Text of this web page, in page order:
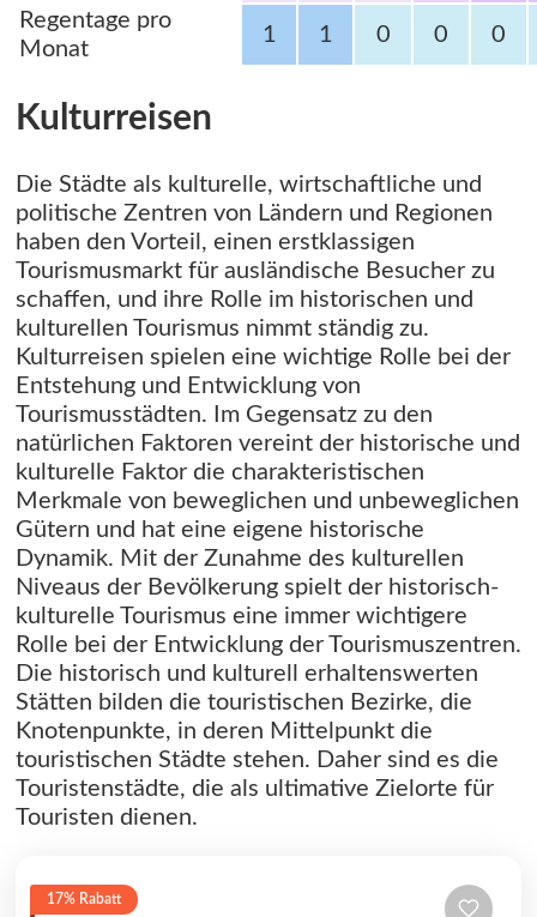
Regentage pro
Monat
1 1 0 0 0
Kulturreisen
Die Städte als kulturelle, wirtschaftliche und
politische Zentren von Ländern und Regionen
haben den Vorteil, einen erstklassigen
Tourismusmarkt für ausländische Besucher zu
schaffen, und ihre Rolle im historischen und
kulturellen Tourismus nimmt ständig zu.
Kulturreisen spielen eine wichtige Rolle bei der
Entstehung und Entwicklung von
Tourismusstädten. Im Gegensatz zu den
natürlichen Faktoren vereint der historische und
kulturelle Faktor die charakteristischen
Merkmale von beweglichen und unbeweglichen
Gütern und hat eine eigene historische
Dynamik. Mit der Zunahme des kulturellen
Niveaus der Bevölkerung spielt der historisch-
kulturelle Tourismus eine immer wichtigere
Rolle bei der Entwicklung der Tourismuszentren.
Die historisch und kulturell erhaltenswerten
Stätten bilden die touristischen Bezirke, die
Knotenpunkte, in deren Mittelpunkt die
touristischen Städte stehen. Daher sind es die
Touristenstädte, die als ultimative Zielorte für
Touristen dienen.
17% Rabatt